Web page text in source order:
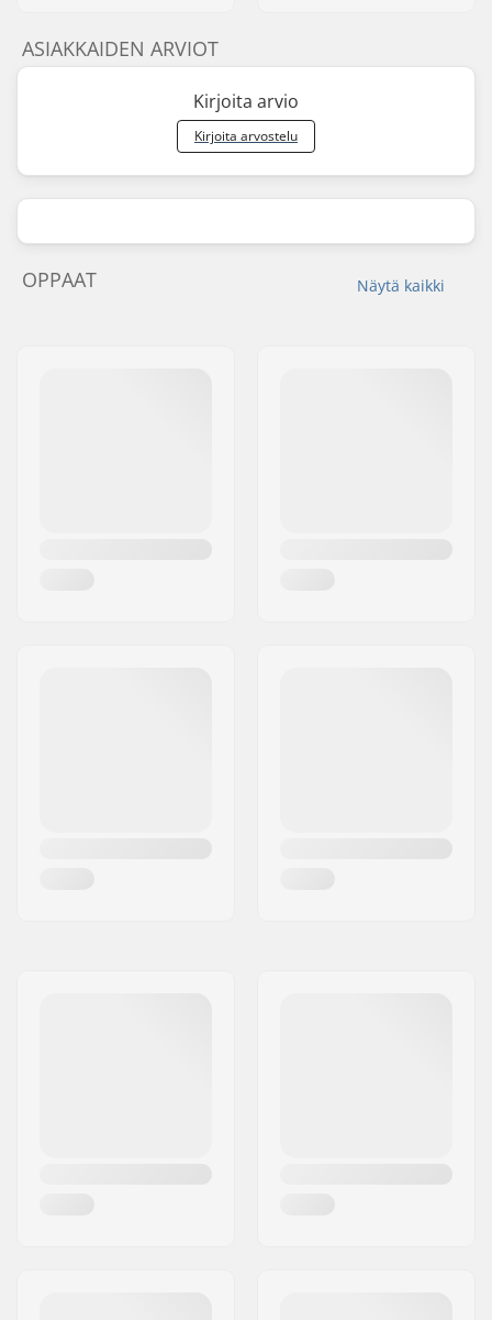
ASIAKKAIDEN ARVIOT
Kirjoita arvio
Kirjoita arvostelu
Näytä kaikki
OPPAAT